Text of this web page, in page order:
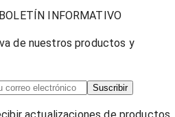
INFORMATIVO
de nuestros productos y
Suscribir